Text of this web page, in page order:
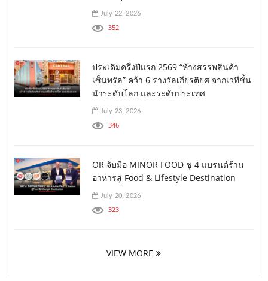
July 22, 2026
352
ประเดิมครึ่งปีแรก 2569 “ห้างสรรพสินค้า
เซ็นทรัล” คว้า 6 รางวัลเกียรติยศ จากเวทีชั้น
นำระดับโลก และระดับประเทศ
July 23, 2026
346
OR จับมือ MINOR FOOD ชู 4 แบรนด์ร้าน
อาหารสู่ Food & Lifestyle Destination
July 20, 2026
323
VIEW MORE